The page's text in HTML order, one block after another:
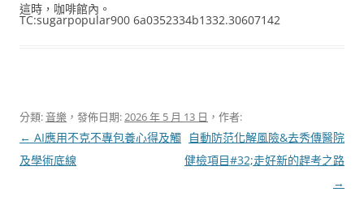
這時，咖啡館內。
TC:sugarpopular900 6a0352334b1332.30607142
分類:音樂 ，發佈日期:2026 年 5 月 13 日 ，作者:
文
章
← AI應用不克不專包養心得及觸
及學術底線
自動防范化解風險&去秀傳醫院
健檢項目#32;走好新的趕考之路
→